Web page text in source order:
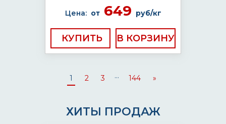
Цена: от649 руб/кг
КУПИТЬ
1 2 3 ... 144 »
ХИТЫ ПРОДАЖ